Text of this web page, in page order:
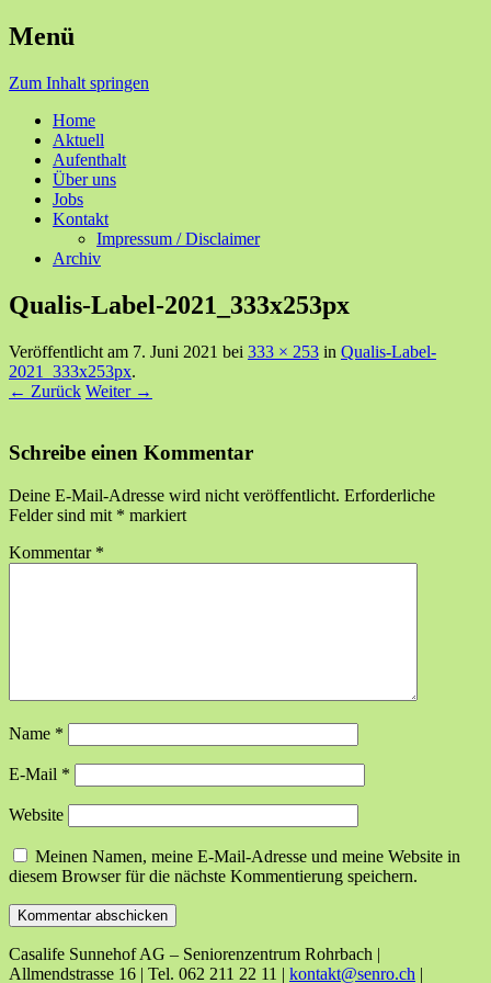
Rohrbach
Menü
Zum Inhalt springen
Home
Aktuell
Aufenthalt
Über uns
Jobs
Kontakt
Impressum / Disclaimer
Archiv
Qualis-Label-2021_333x253px
Veröffentlicht am 7. Juni 2021 bei 333 × 253 in Qualis-Label-
2021_333x253px.
← Zurück Weiter →
Schreibe einen Kommentar
Deine E-Mail-Adresse wird nicht veröffentlicht. Erforderliche
Felder sind mit * markiert
Kommentar *
Name *
E-Mail *
Website
Meinen Namen, meine E-Mail-Adresse und meine Website in
diesem Browser für die nächste Kommentierung speichern.
Casalife Sunnehof AG – Seniorenzentrum Rohrbach |
Allmendstrasse 16 | Tel. 062 211 22 11 | kontakt@senro.ch |